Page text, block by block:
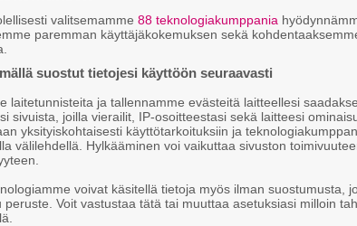
on ollut Kukkohovin seuraajien mieleen.
sadellut hurjasti.
valitsemamme 88 teknologiakumppania
paremman käyttäjäkokemuksen sekä
suostut tietojesi käyttöön seuraavasti
laitetunnisteita ja tallennamme evästeitä laitteellesi
sivuista, joilla vierailit, IP-osoitteestasi sekä laitteesi
yksityiskohtaisesti käyttötarkoituksiin ja
välilehdellä. Hylkääminen voi vaikuttaa sivuston
voivat käsitellä tietoja myös ilman suostumusta,
peruste. Voit vastustaa tätä tai muuttaa asetuksiasi milloin